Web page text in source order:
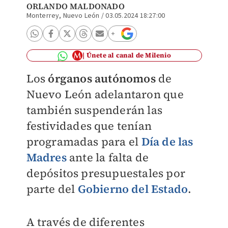
ORLANDO MALDONADO
Monterrey, Nuevo León /03.05.2024 18:27:00
Únete al canal de Milenio
Los órganos autónomos de
Nuevo León adelantaron que
también suspenderán las
festividades que tenían
programadas para el Día de las
Madres ante la falta de
depósitos presupuestales por
parte del Gobierno del Estado.
A través de diferentes